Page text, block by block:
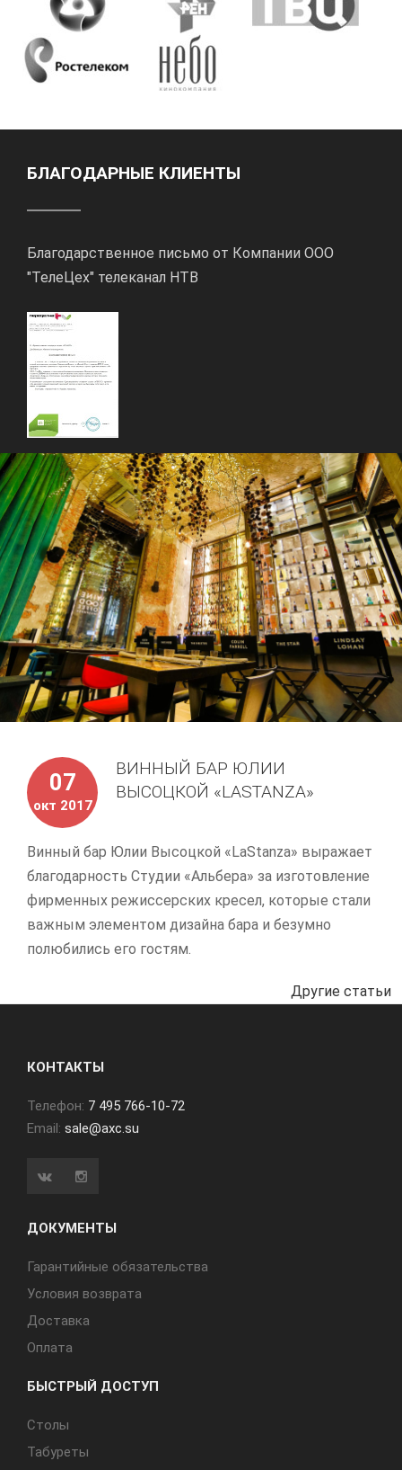
БЛАГОДАРНЫЕ КЛИЕНТЫ
Благодарственное письмо от Компании ООО
"ТелеЦех" телеканал НТВ
07
окт 2017
ВИННЫЙ БАР ЮЛИИ
ВЫСОЦКОЙ «LASTANZA»
Винный бар Юлии Высоцкой «LaStanza» выражает
благодарность Студии «Альбера» за изготовление
фирменных режиссерских кресел, которые стали
важным элементом дизайна бара и безумно
полюбились его гостям.
Другие статьи
КОНТАКТЫ
Телефон: 7 495 766-10-72
Email: sale@axc.su
ДОКУМЕНТЫ
Гарантийные обязательства
Условия возврата
Доставка
Оплата
БЫСТРЫЙ ДОСТУП
Cтолы
Табуреты